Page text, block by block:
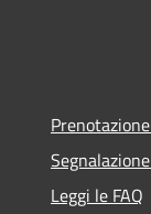
Leggi le FAQ